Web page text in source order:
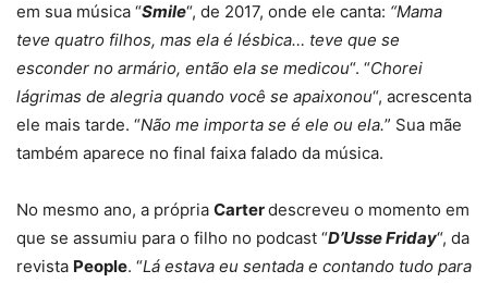
em sua música “Smile“, de 2017, onde ele canta: “Mama
teve quatro filhos, mas ela é lésbica… teve que se
esconder no armário, então ela se medicou“. “Chorei
lágrimas de alegria quando você se apaixonou“, acrescenta
ele mais tarde. “Não me importa se é ele ou ela.” Sua mãe
também aparece no final faixa falado da música.
No mesmo ano, a própria Carterdescreveu o momento em
que se assumiu para o filho no podcast “D’Usse Friday“, da
revista People. “Lá estava eu sentada e contando tudo para